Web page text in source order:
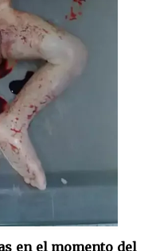
en el momento del